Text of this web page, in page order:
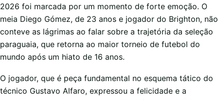
2026 foi marcada por um momento de forte emoção. O
meia Diego Gómez, de 23 anos e jogador do Brighton, não
conteve as lágrimas ao falar sobre a trajetória da seleção
paraguaia, que retorna ao maior torneio de futebol do
mundo após um hiato de 16 anos.
O jogador, que é peça fundamental no esquema tático do
técnico Gustavo Alfaro, expressou a felicidade e a